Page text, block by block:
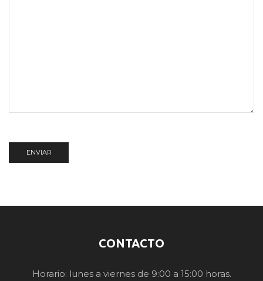
CONTACTO
Horario: lunes a viernes de 9:00 a 15:00 horas.